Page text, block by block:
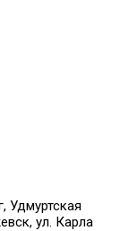
Удмуртская
ул. Карла